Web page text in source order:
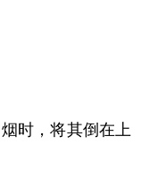
时，将其倒在上